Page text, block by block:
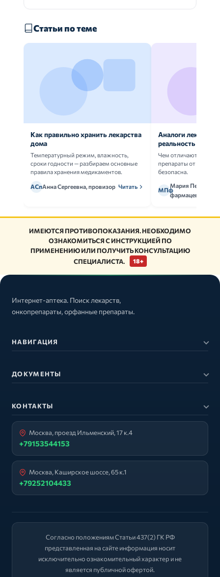
Статьи по теме
Как правильно хранить лекарства
дома
Температурный режим, влажность,
сроки годности — разбираем основные
правила хранения медикаментов.
АСпАнна Сергеевна, провизор Читать
Аналоги
реальность
Чем отличаются
препараты от
безопасна.
МПф
Мария Петрова,
фармацевт
ИМЕЮТСЯ ПРОТИВОПОКАЗАНИЯ. НЕОБХОДИМО
ОЗНАКОМИТЬСЯ С ИНСТРУКЦИЕЙ ПО
ПРИМЕНЕНИЮ ИЛИ ПОЛУЧИТЬ КОНСУЛЬТАЦИЮ
СПЕЦИАЛИСТА.
18+
Интернет-аптека. Поиск лекарств,
онкопрепараты, орфанные препараты.
НАВИГАЦИЯ
ДОКУМЕНТЫ
КОНТАКТЫ
Москва, проезд Ильменский, 17 к.4
+79153544153
Москва, Каширское шоссе, 65 к.1
+79252104433
Согласно положениям Статьи 437(2) ГК РФ
представленная на сайте информация носит
исключительно ознакомительный характер и не
является публичной офертой.